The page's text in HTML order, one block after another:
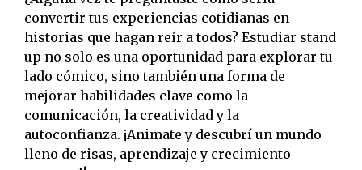
convertir tus experiencias cotidianas en
historias que hagan reír a todos? Estudiar stand
up no solo es una oportunidad para explorar tu
lado cómico, sino también una forma de
mejorar habilidades clave como la
comunicación, la creatividad y la
autoconfianza. ¡Animate y descubrí un mundo
lleno de risas, aprendizaje y crecimiento